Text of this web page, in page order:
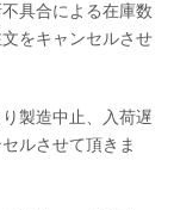
具合による在庫数
をキャンセルさせ
製造中止、入荷遅
ルさせて頂きま